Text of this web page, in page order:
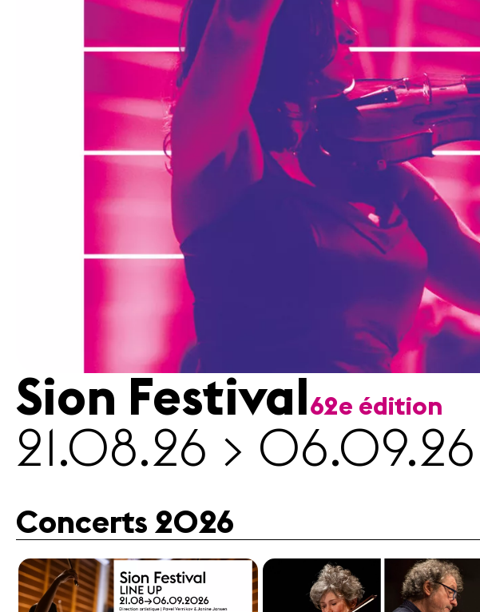
Revue
de
A propos
Mentions
Contact
Sion Festival 62e édition
21.08.26 > 06.09.26
Concerts 2026